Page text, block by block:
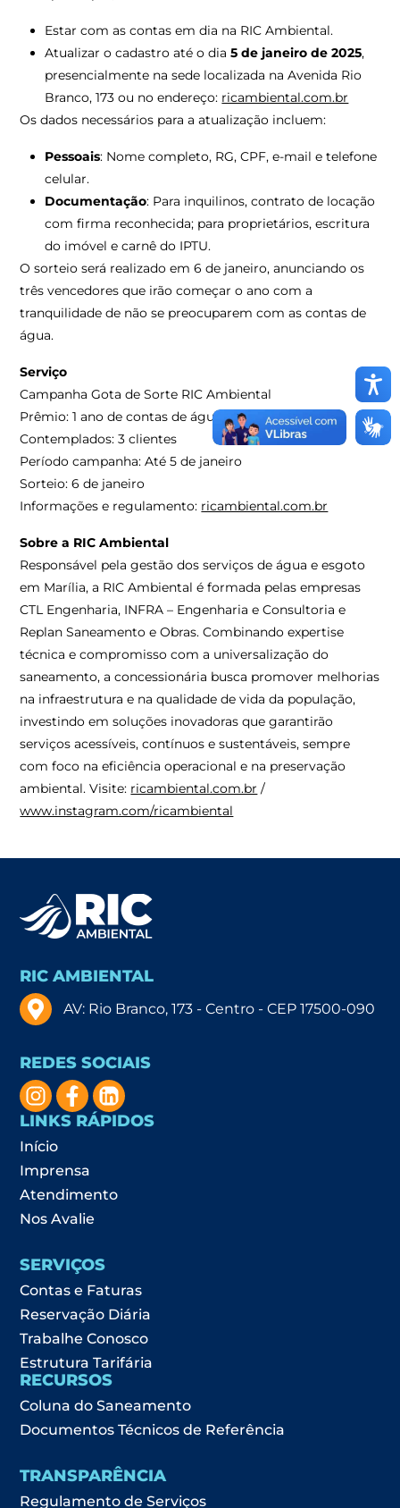
Estar com as contas em dia na RIC Ambiental.
Atualizar o cadastro até o dia5 de janeiro de 2025,
presencialmente na sede localizada na Avenida Rio
Branco, 173 ou no endereço: ricambiental.com.br
Os dados necessários para a atualização incluem:
Pessoais: Nome completo, RG, CPF, e-mail e telefone
celular.
Documentação: Para inquilinos, contrato de locação
com firma reconhecida; para proprietários, escritura
do imóvel e carnê do IPTU.
O sorteio será realizado em 6 de janeiro, anunciando os
três vencedores que irão começar o ano com a
tranquilidade de não se preocuparem com as contas de
água.
Serviço
Campanha Gota de Sorte RIC Ambiental
Prêmio: 1 ano de contas de água pagas
Contemplados: 3 clientes
Período campanha: Até 5 de janeiro
Sorteio: 6 de janeiro
Informações e regulamento: ricambiental.com.br
Sobre a RIC Ambiental
Responsável pela gestão dos serviços de água e esgoto
em Marília, a RIC Ambiental é formada pelas empresas
CTL Engenharia, INFRA – Engenharia e Consultoria e
Replan Saneamento e Obras. Combinando expertise
técnica e compromisso com a universalização do
saneamento, a concessionária busca promover melhorias
na infraestrutura e na qualidade de vida da população,
investindo em soluções inovadoras que garantirão
serviços acessíveis, contínuos e sustentáveis, sempre
com foco na eficiência operacional e na preservação
ambiental. Visite: ricambiental.com.br /
www.instagram.com/ricambiental
RIC AMBIENTAL
AV: Rio Branco, 173 - Centro - CEP 17500-090
REDES SOCIAIS
LINKS RÁPIDOS
Início
Imprensa
Atendimento
Nos Avalie
SERVIÇOS
Contas e Faturas
Reservação Diária
Trabalhe Conosco
Estrutura Tarifária
RECURSOS
Coluna do Saneamento
Documentos Técnicos de Referência
TRANSPARÊNCIA
Regulamento de Serviços